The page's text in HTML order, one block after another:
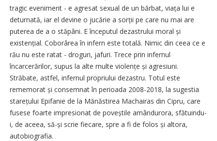
tragic eveniment - e agresat sexual de un bărbat, viața lui e
deturnată, iar el devine o jucărie a sorții pe care nu mai are
puterea de a o stăpâni. E începutul dezastrului moral și
existențial. Coborârea în infern este totală. Nimic din ceea ce e
rău nu este ratat - dro­guri, jafuri. Trece prin infernul
încarcerărilor, supus la alte multe violențe și agresiuni.
Străbate, astfel, infernul propriului dezastru. Totul este
rememorat și consemnat în perioada 2008-2018, la sugestia
starețului Epifanie de la Mănăstirea Machairas din Cipru, care
fusese foarte impresionat de poveștile amândurora, sfătuindu-
i, de aceea, să-și scrie fiecare, spre a fi de folos și altora,
autobiografia.